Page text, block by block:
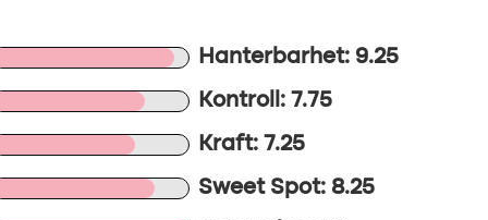
Hanterbarhet: 9.25
Kontroll: 7.75
Kraft: 7.25
Sweet Spot: 8.25